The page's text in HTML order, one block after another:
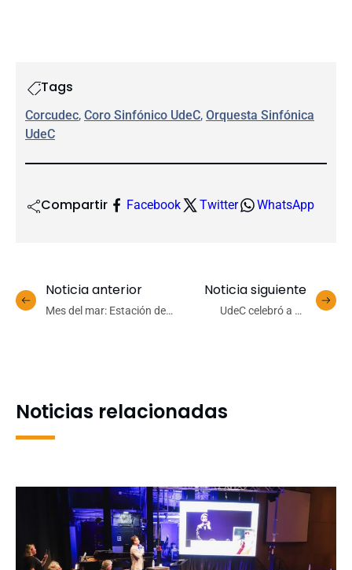
Tags
Corcudec, Coro Sinfónico UdeC, Orquesta Sinfónica
UdeC
Compartir Facebook Twitter WhatsApp
Noticia anterior
Mes del mar: Estación de
Noticia siguiente
UdeC celebró a su
Noticias relacionadas